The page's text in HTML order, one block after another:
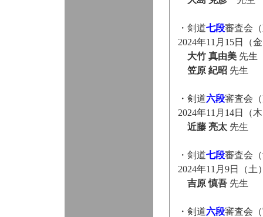
・剣道七段審査会
2024年11月15日（
大竹 真由美先生
笠原 紀昭先生
・剣道六段審査会
2024年11月14日（
近藤 亮太先生
・剣道七段審査会
2024年11月9日（
吉原 慎吾先生
・剣道六段審査会